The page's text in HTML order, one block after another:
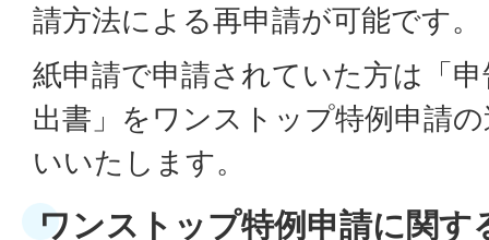
請方法による再申請が可能です。
紙申請で申請されていた方は「
出書」をワンストップ特例申請
いいたします。
ワンストップ特例申請に関す